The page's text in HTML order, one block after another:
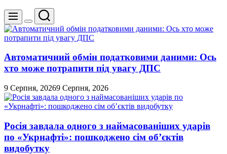
Меню
Перемикач
кольорового
режиму
Пошук
Автоматичний обмін податковими даними: Ось
хто може потрапити під увагу ДПС
9 Серпня, 20269 Серпня, 2026
Росія завдала одного з наймасованіших ударів
по «Укрнафті»: пошкоджено сім об’єктів
видобутку